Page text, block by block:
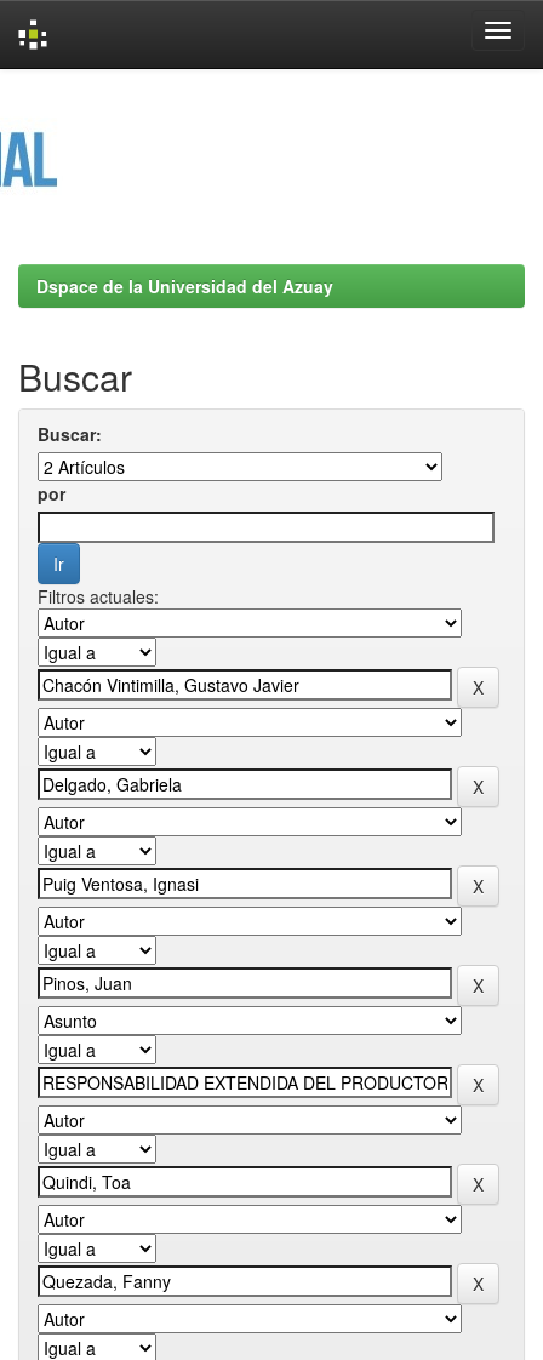
Dspace de la Universidad del Azuay
Buscar
Buscar:
por
Filtros actuales: